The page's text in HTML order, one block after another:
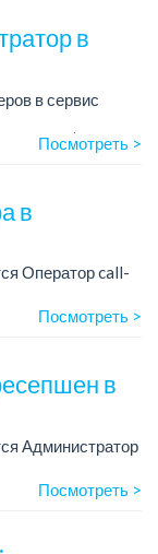
в
в сервис
Посмотреть >
в
Оператор call-
выходные.
Посмотреть >
в
Администратор
Посмотреть >